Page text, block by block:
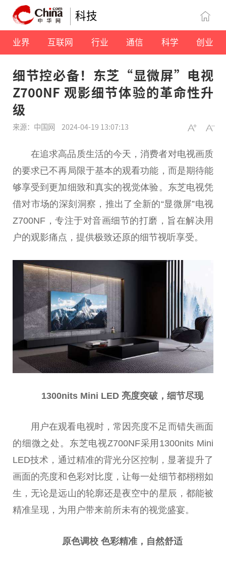
科技
业界 互联网 行业 通信 科学 创业
细节控必备！东芝“显微屏”电视
Z700NF 观影细节体验的革命性升
级
来源：中国网 2024-04-19 13:07:13
在追求高品质生活的今天，消费者对电视画质
的要求已不再局限于基本的观看功能，而是期待能
够享受到更加细致和真实的视觉体验。东芝电视凭
借对市场的深刻洞察，推出了全新的“显微屏”电视
Z700NF，专注于对音画细节的打磨，旨在解决用
户的观影痛点，提供极致还原的细节视听享受。
1300nits Mini LED 亮度突破，细节尽现
用户在观看电视时，常因亮度不足而错失画面
的细微之处。东芝电视Z700NF采用1300nits Mini
LED技术，通过精准的背光分区控制，显著提升了
画面的亮度和色彩对比度，让每一处细节都栩栩如
生，无论是远山的轮廓还是夜空中的星辰，都能被
精准呈现，为用户带来前所未有的视觉盛宴。
原色调校 色彩精准，自然舒适